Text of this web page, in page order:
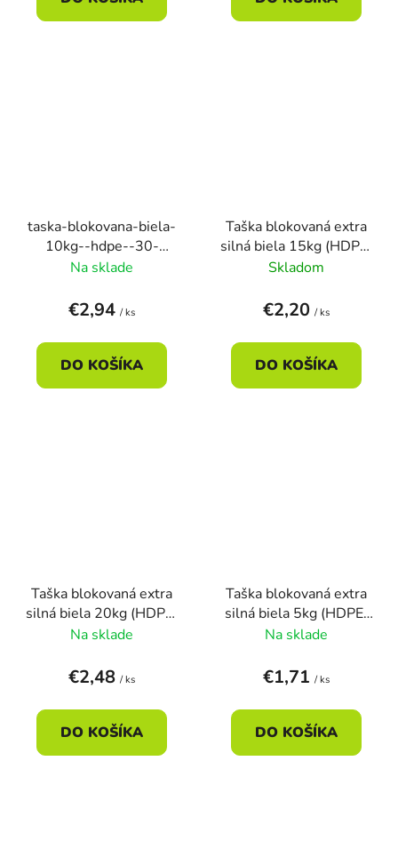
taska-blokovana-biela-
10kg--hdpe--30-
18x55cm--100ks
Na sklade
€2,94 / ks
DO KOŠÍKA
Taška blokovaná extra
silná biela 15kg (HDPE)
30+20x60cm (50ks)
Skladom
€2,20 / ks
DO KOŠÍKA
Taška blokovaná extra
silná biela 20kg (HDPE)
40+20x60cm (50ks)
Na sklade
€2,48 / ks
DO KOŠÍKA
Taška blokovaná extra
silná biela 5kg (HDPE)
24+11x46cm (100ks)
Na sklade
€1,71 / ks
DO KOŠÍKA